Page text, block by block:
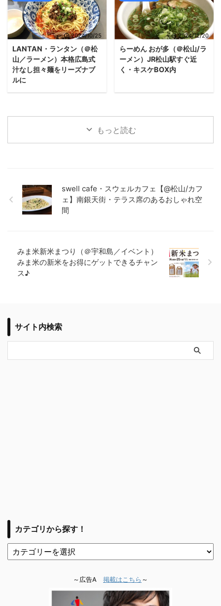
2024/10/25
LANTAN・ランタン（＠松
山／ラーメン）本格広島式
汁なし担々麺をリーズナブ
ルに
2024/12/20
らーめん おが多（＠松山/ラ
ーメン）JR松山駅すぐ近
く・キスケBOX内
もっと読む
swell cafe・スウェルカフェ【@松山/カフ
ェ】南銀天街・テラス席のあるおしゃれ空
間
みま米新米まつり（＠宇和島／イベント）
みま米の新米をお得にゲットできるチャン
ス♪
サイト内検索
カテゴリから探す！
～広告A 掲載はこちら ～